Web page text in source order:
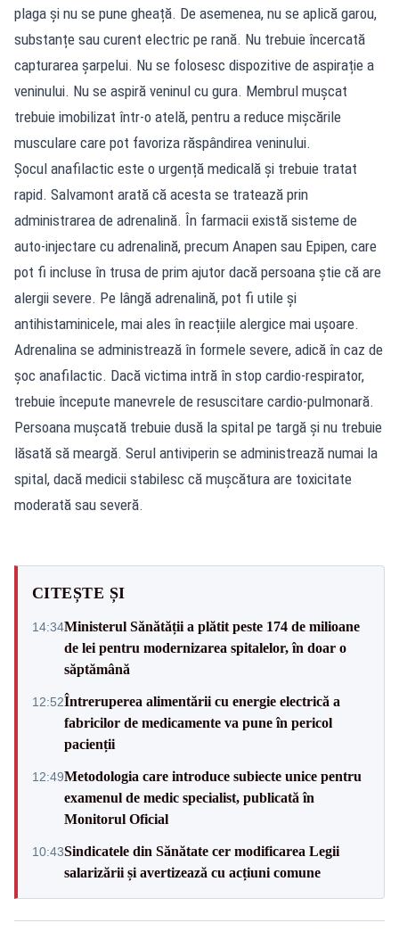
plaga și nu se pune gheață. De asemenea, nu se aplică garou,
substanțe sau curent electric pe rană. Nu trebuie încercată
capturarea șarpelui. Nu se folosesc dispozitive de aspirație a
veninului. Nu se aspiră veninul cu gura. Membrul mușcat
trebuie imobilizat într-o atelă, pentru a reduce mișcările
musculare care pot favoriza răspândirea veninului.
Șocul anafilactic este o urgență medicală și trebuie tratat
rapid. Salvamont arată că acesta se tratează prin
administrarea de adrenalină. În farmacii există sisteme de
auto-injectare cu adrenalină, precum Anapen sau Epipen, care
pot fi incluse în trusa de prim ajutor dacă persoana știe că are
alergii severe. Pe lângă adrenalină, pot fi utile și
antihistaminicele, mai ales în reacțiile alergice mai ușoare.
Adrenalina se administrează în formele severe, adică în caz de
șoc anafilactic. Dacă victima intră în stop cardio-respirator,
trebuie începute manevrele de resuscitare cardio-pulmonară.
Persoana mușcată trebuie dusă la spital pe targă și nu trebuie
lăsată să meargă. Serul antiviperin se administrează numai la
spital, dacă medicii stabilesc că mușcătura are toxicitate
moderată sau severă.
CITEȘTE ȘI
14:34Ministerul Sănătății a plătit peste 174 de milioane
de lei pentru modernizarea spitalelor, în doar o
săptămână
12:52Întreruperea alimentării cu energie electrică a
fabricilor de medicamente va pune în pericol
pacienții
12:49Metodologia care introduce subiecte unice pentru
examenul de medic specialist, publicată în
Monitorul Oficial
10:43Sindicatele din Sănătate cer modificarea Legii
salarizării și avertizează cu acțiuni comune